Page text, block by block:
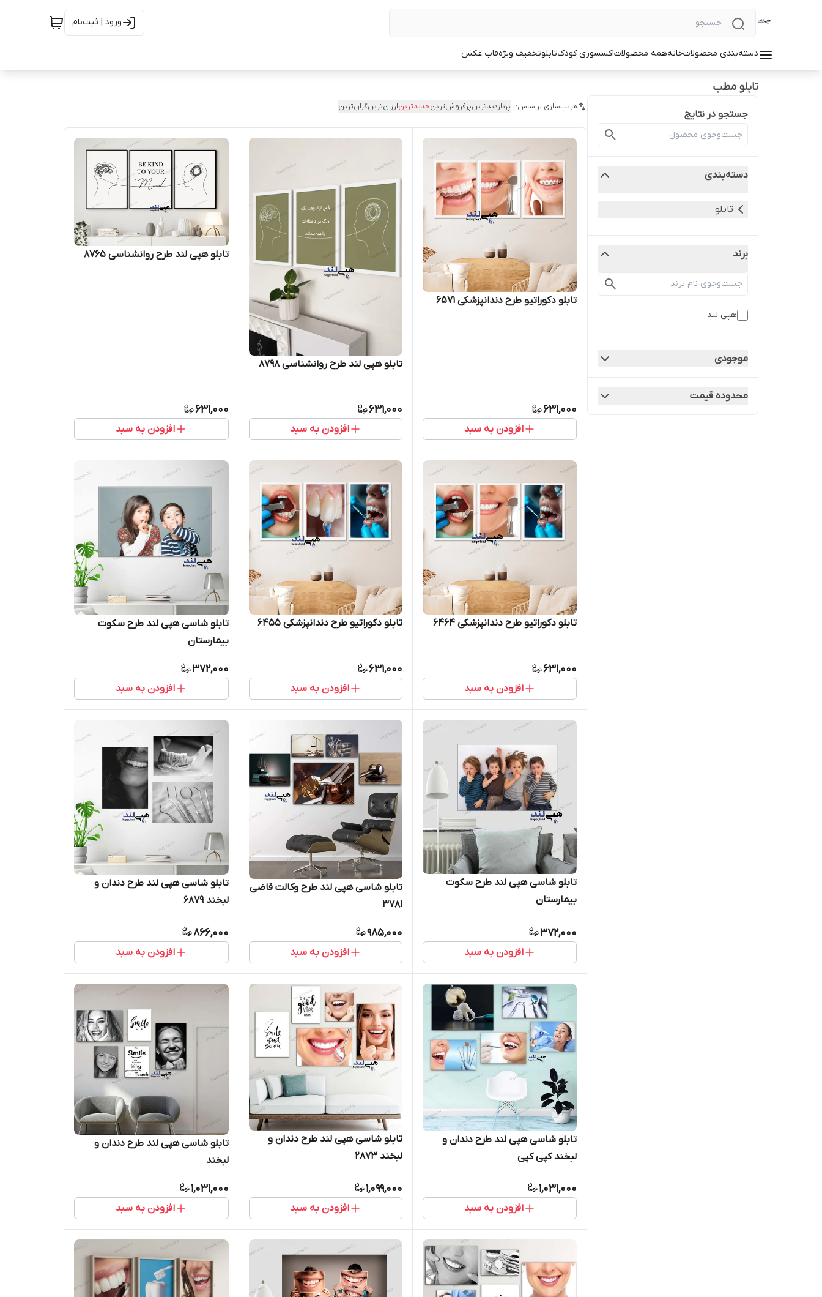
ورود | ثبت‌نام
دسته‌بندی محصولاتخانههمه محصولاتاکسسوری کودکتابلوتخفیف ویژهقاب عکس
تابلو مطب
جستجو در نتایج
دسته‌بندی
تابلو
برند
هپی لند
موجودی
محدوده قیمت
مرتب‌سازی براساس: پربازدیدترینپرفروش‌ترینجدیدترینارزان‌ترینگران‌ترین
تابلو دکوراتیو طرح دندانپزشکی 6571
631,000
افزودن به سبد
تابلو هپی لند طرح روانشناسی 8798
631,000
افزودن به سبد
تابلو هپی لند طرح روانشناسی 8765
631,000
افزودن به سبد
تابلو دکوراتیو طرح دندانپزشکی 6464
631,000
افزودن به سبد
تابلو دکوراتیو طرح دندانپزشکی 6455
631,000
افزودن به سبد
تابلو شاسی هپی لند طرح سکوت
بیمارستان
372,000
افزودن به سبد
تابلو شاسی هپی لند طرح سکوت
بیمارستان
372,000
افزودن به سبد
تابلو شاسی هپی لند طرح وکالت قاضی
3781
985,000
افزودن به سبد
تابلو شاسی هپی لند طرح دندان و
لبخند 6879
866,000
افزودن به سبد
تابلو شاسی هپی لند طرح دندان و
لبخند کپی کپی
1,031,000
افزودن به سبد
تابلو شاسی هپی لند طرح دندان و
لبخند 2873
1,099,000
افزودن به سبد
تابلو شاسی هپی لند طرح دندان و
لبخند
1,031,000
افزودن به سبد